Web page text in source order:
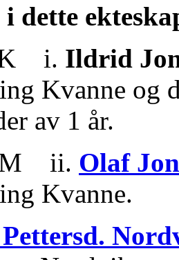
dette
i. Ildrid
Kvanne og
av 1 år.
M ii. Olaf
Kvanne.